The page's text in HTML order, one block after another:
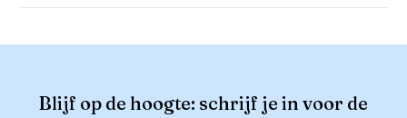
Blijf op de hoogte: schrijf je in voor de